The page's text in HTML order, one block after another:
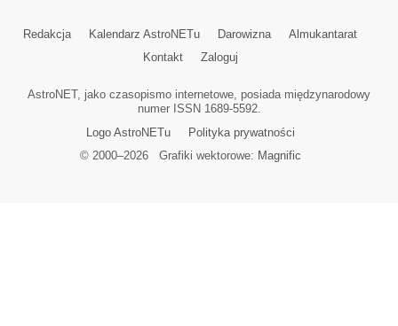
Redakcja Kalendarz AstroNETu Darowizna
Almukantarat
Kontakt
Zaloguj
AstroNET, jako czasopismo internetowe, posiada międzynarodowy
numer ISSN 1689-5592.
Logo AstroNETu
Polityka prywatności
© 2000–2026Grafiki wektorowe: Magnific